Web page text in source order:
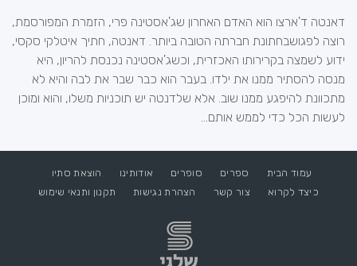
דאנטה ד'ארצו הוא האדם האחרון שג'אסטינה פרי, הזמרת המפורסמת,
רוצה לפגושבחתונת חברתה הטובה ביותר. דאנטה, חתיך איטלקי סקסי,
ידוע לשמצה בקרירותו האכזרית, וכשג'אסטינה נכנסת להריון, היא
מנסה להסתיר ממנו את ילדו. בעבר הוא כבר שבר את לבה והיא לא
מתכוונת להיפגע ממנו שוב. אלא שלדנטה יש תוכניות משלו, והוא ומוכן
לעשות הכל כדי לממש אותם...
עמוד הבית ספרים סופרים אודותינו
הוצאת סתיו
כיצד לקרוא
צור קשר הצהרת נגישות תקנון ותנאי שימוש